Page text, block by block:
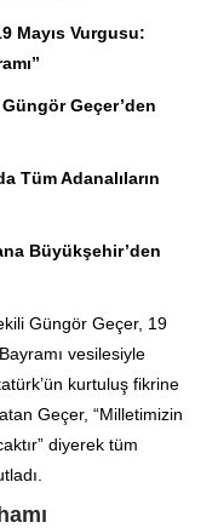
Mayıs Vurgusu:
Geçer’den
Tüm Adanalıların
Büyükşehir’den
Güngör Geçer, 19
vesilesiyle
kurtuluş fikrine
Geçer, “Milletimizin
diyerek tüm